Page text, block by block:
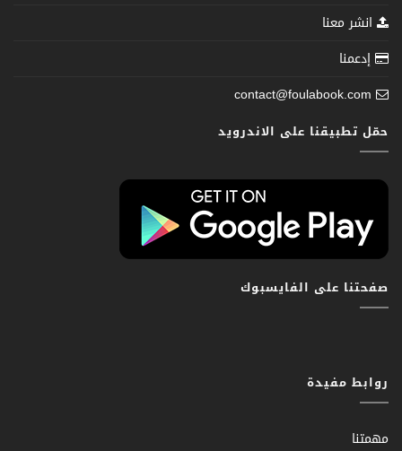
انشر معنا
إدعمنا
contact@foulabook.com
حمّل تطبيقنا على الاندرويد
صفحتنا على الفايسبوك
روابط مفيدة
مهمتنا